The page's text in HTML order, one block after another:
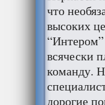
что
высоких
всячески
команду.
дорогие